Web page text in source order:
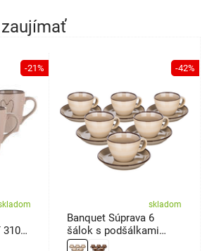
-21%
310
-42%
skladom
Banquet Súprava 6
šálok s podšálkami
Palas 90 ml, krémová